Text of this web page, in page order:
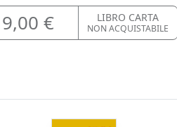
9,00 € LIBRO CARTA
NON ACQUISTABILE